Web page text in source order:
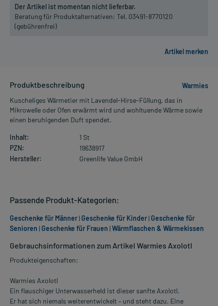
Der Artikel ist momentan nicht lieferbar.
Beratung für Produktalternativen: Tel. 03491-8770120
(gebührenfrei)
Produktbeschreibung
Warmies
Kuscheliges Wärmetier mit Lavendel-Hirse-Füllung, das in
Mikrowelle oder Ofen erwärmt wird und wohltuende Wärme sowie
einen beruhigenden Duft spendet.
Inhalt:
1 St
PZN:
19638917
Hersteller:
Greenlife Value GmbH
Gebrauchsinformationen zum Artikel Warmies Axolotl
Produkteigenschaften:
Warmies Axolotl
Ein flauschiger Unterwasserheld ist dieser sanfte Axolotl.
Er hat sich niemals weiterentwickelt – und steht dazu. Eine
Passende Produkt-Kategorien:
Geschenke für Männer|Geschenke für Kinder|Geschenke für
Senioren |Geschenke für Frauen |Wärmflaschen & Wärmekissen